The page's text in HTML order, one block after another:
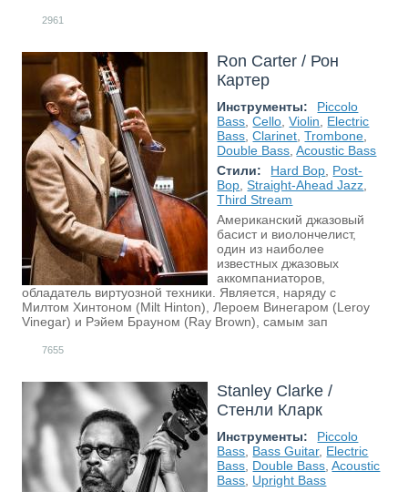
2961
Ron Carter / Рон
Картер
Инструменты:
Piccolo
Bass ,Cello ,Violin
Electric
Bass ,Clarinet ,Trombone
Double Bass ,Acoustic Bass
Стили:
Hard Bop Post-
Bop ,Straight-Ahead Jazz
Third Stream
Американский джазовый
басист и виолончелист,
один из наиболее
известных джазовых
аккомпаниаторов,
обладатель виртуозной техники. Является, наряду с
Милтом Хинтоном (Milt Hinton), Лероем Винегаром (Leroy
Vinegar) и Рэйем Брауном (Ray Brown), самым зап
7655
Stanley Clarke /
Стенли Кларк
Инструменты:
Piccolo
Bass Bass Guitar, Electric
Bass Double Bass ,Acoustic
Bass Upright Bass